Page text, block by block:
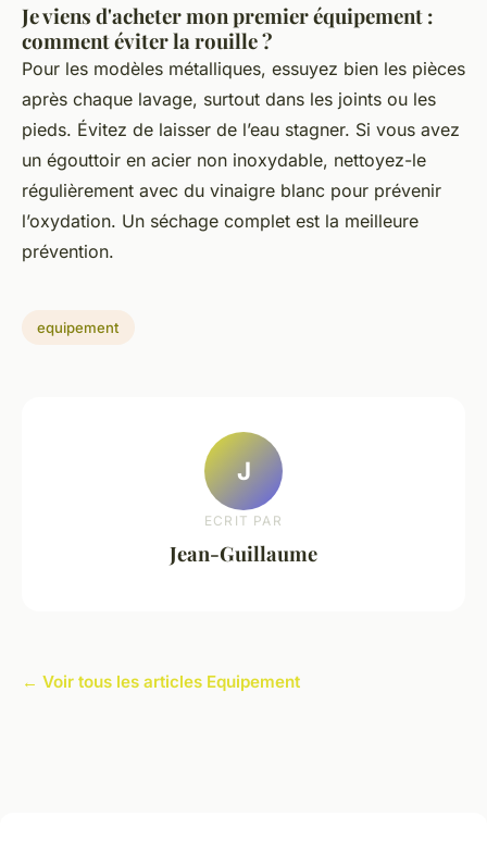
Je viens d'acheter mon premier équipement :
comment éviter la rouille ?
Pour les modèles métalliques, essuyez bien les pièces
après chaque lavage, surtout dans les joints ou les
pieds. Évitez de laisser de l’eau stagner. Si vous avez
un égouttoir en acier non inoxydable, nettoyez-le
régulièrement avec du vinaigre blanc pour prévenir
l’oxydation. Un séchage complet est la meilleure
prévention.
equipement
J
ECRIT PAR
Jean-Guillaume
← Voir tous les articles Equipement